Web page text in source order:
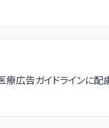
広告ガイドラインに